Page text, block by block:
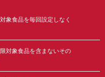
象食品を毎回設定しなく
対象食品を含まないその